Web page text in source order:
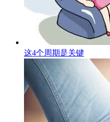
这4个周期是关键